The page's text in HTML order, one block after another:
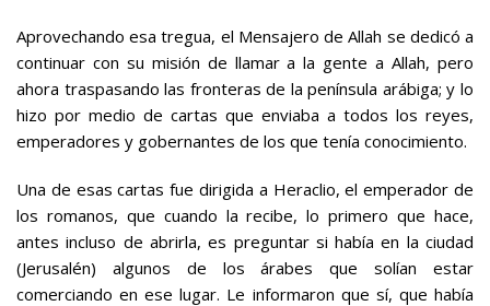
Aprovechando esa tregua, el Mensajero de Allah se dedicó a
continuar con su misión de llamar a la gente a Allah, pero
ahora traspasando las fronteras de la península arábiga; y lo
hizo por medio de cartas que enviaba a todos los reyes,
emperadores y gobernantes de los que tenía conocimiento.
Una de esas cartas fue dirigida a Heraclio, el emperador de
los romanos, que cuando la recibe, lo primero que hace,
antes incluso de abrirla, es preguntar si había en la ciudad
(Jerusalén) algunos de los árabes que solían estar
comerciando en ese lugar. Le informaron que sí, que había